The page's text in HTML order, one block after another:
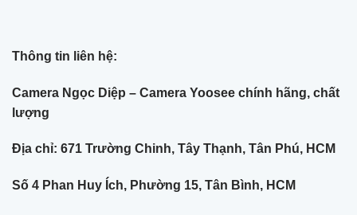
Thông tin liên hệ:
Camera Ngọc Diệp – Camera Yoosee chính hãng, chất
lượng
Địa chỉ: 671 Trường Chinh, Tây Thạnh, Tân Phú, HCM
Số 4 Phan Huy Ích, Phường 15, Tân Bình, HCM